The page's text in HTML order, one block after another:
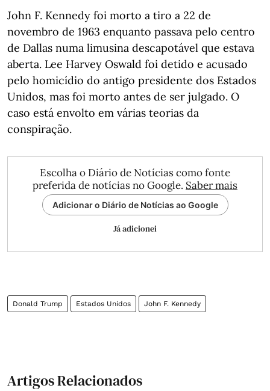
John F. Kennedy foi morto a tiro a 22 de
novembro de 1963 enquanto passava pelo centro
de Dallas numa limusina descapotável que estava
aberta. Lee Harvey Oswald foi detido e acusado
pelo homicídio do antigo presidente dos Estados
Unidos, mas foi morto antes de ser julgado. O
caso está envolto em várias teorias da
conspiração.
Escolha o Diário de Notícias como fonte
preferida de notícias no Google. Saber mais
Adicionar o Diário de Notícias ao Google
Já adicionei
Donald Trump Estados Unidos John F. Kennedy
Artigos Relacionados